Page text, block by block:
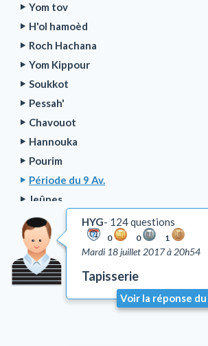
Yom tov
H'ol hamoèd
Roch Hachana
Yom Kippour
Soukkot
Pessah'
Chavouot
Hannouka
Pourim
Période du 9 Av.
Jeûnes
Période du Omer
Roch H'odech
Tou Bichvat
Chabbat
Cacherout
HYG 124 questions
0 0 1
Mardi 18 juillet 2017 à 20h54
Tapisserie
Voir la réponse du